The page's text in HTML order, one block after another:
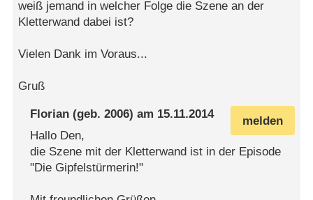
weiß jemand in welcher Folge die Szene an der
Kletterwand dabei ist?
Vielen Dank im Voraus...
Gruß
melden
Florian (geb. 2006) am 15.11.2014
Hallo Den,
die Szene mit der Kletterwand ist in der Episode
"Die Gipfelstürmerin!"